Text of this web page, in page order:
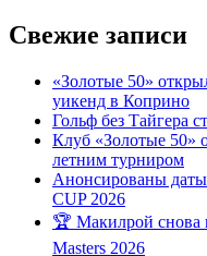
Свежие записи
«Золотые 50»
уикенд в Коприно
Гольф без Тайгера
Клуб «Золотые 50»
летним турниром
Анонсированы
CUP 2026
🏆 Макилрой снова
Masters 2026